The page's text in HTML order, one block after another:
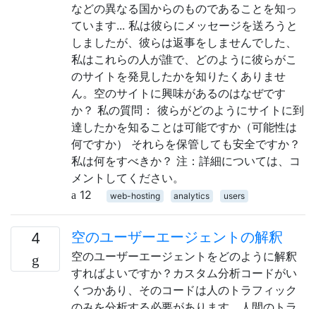
などの異なる国からのものであることを知っ
ています... 私は彼らにメッセージを送ろうと
しましたが、彼らは返事をしませんでした、
私はこれらの人が誰で、どのように彼らがこ
のサイトを発見したかを知りたくありませ
ん。空のサイトに興味があるのはなぜです
か？ 私の質問： 彼らがどのようにサイトに到
達したかを知ることは可能ですか（可能性は
何ですか） それらを保管しても安全ですか？
私は何をすべきか？ 注：詳細については、コ
メントしてください。
12
web-hosting analytics users
4 空のユーザーエージェントの解釈
空のユーザーエージェントをどのように解釈
すればよいですか？カスタム分析コードがい
くつかあり、そのコードは人のトラフィック